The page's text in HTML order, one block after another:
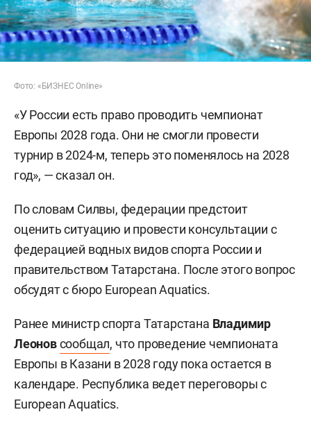
Фото: «БИЗНЕС Online»
«У России есть право проводить чемпионат
Европы 2028 года. Они не смогли провести
турнир в 2024-м, теперь это поменялось на 2028
год», — сказал он.
По словам Силвы, федерации предстоит
оценить ситуацию и провести консультации с
федерацией водных видов спорта России и
правительством Татарстана. После этого вопрос
обсудят с бюро European Aquatics.
Ранее министр спорта Татарстана Владимир
Леоновсообщал, что проведение чемпионата
Европы в Казани в 2028 году пока остается в
календаре. Республика ведет переговоры с
European Aquatics.